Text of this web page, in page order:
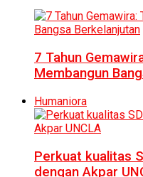
7 Tahun
Membangun
Humaniora
Perkuat kualitas
dengan Akpar